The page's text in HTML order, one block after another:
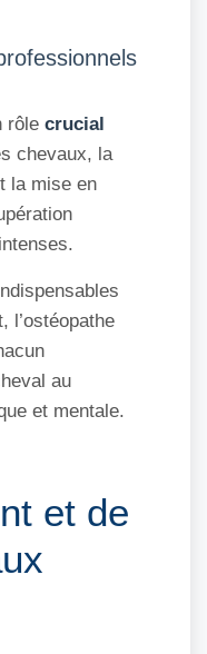
rôle crucial
chevaux, la
la mise en
l’ostéopathe
au
et mentale.
et de